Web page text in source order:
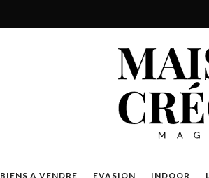
BIENS A VENDRE EVASION INDOOR